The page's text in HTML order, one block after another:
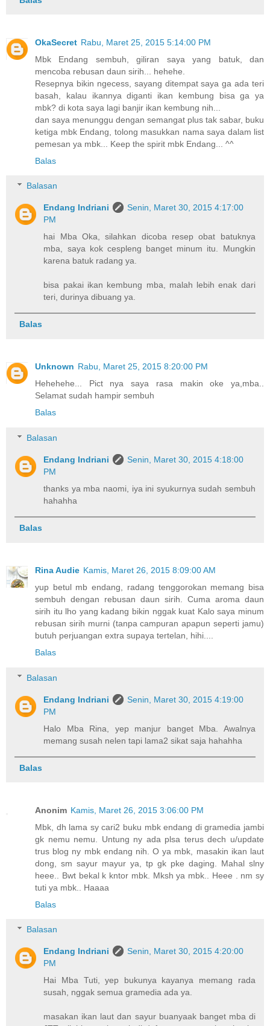
OkaSecret Rabu, Maret 25, 2015 5:14:00 PM
Mbk Endang sembuh, giliran saya yang batuk, dan
mencoba rebusan daun sirih... hehehe.
Resepnya bikin ngecess, sayang ditempat saya ga ada teri
basah, kalau ikannya diganti ikan kembung bisa ga ya
mbk? di kota saya lagi banjir ikan kembung nih...
dan saya menunggu dengan semangat plus tak sabar, buku
ketiga mbk Endang, tolong masukkan nama saya dalam list
pemesan ya mbk... Keep the spirit mbk Endang... ^^
Balas
Balasan
Endang Indriani
Senin, Maret 30, 2015 4:17:00
PM
hai Mba Oka, silahkan dicoba resep obat batuknya
mba, saya kok cespleng banget minum itu. Mungkin
karena batuk radang ya.
bisa pakai ikan kembung mba, malah lebih enak dari
teri, durinya dibuang ya.
Balas
Unknown Rabu, Maret 25, 2015 8:20:00 PM
Hehehehe... Pict nya saya rasa makin oke ya,mba..
Selamat sudah hampir sembuh
Balas
Balasan
Endang Indriani
Senin, Maret 30, 2015 4:18:00
PM
thanks ya mba naomi, iya ini syukurnya sudah sembuh
hahahha
Balas
Rina Audie Kamis, Maret 26, 2015 8:09:00 AM
yup betul mb endang, radang tenggorokan memang bisa
sembuh dengan rebusan daun sirih. Cuma aroma daun
sirih itu lho yang kadang bikin nggak kuat Kalo saya minum
rebusan sirih murni (tanpa campuran apapun seperti jamu)
butuh perjuangan extra supaya tertelan, hihi....
Balas
Balasan
Endang Indriani
Senin, Maret 30, 2015 4:19:00
PM
Halo Mba Rina, yep manjur banget Mba. Awalnya
memang susah nelen tapi lama2 sikat saja hahahha
Balas
Anonim Kamis, Maret 26, 2015 3:06:00 PM
Mbk, dh lama sy cari2 buku mbk endang di gramedia jambi
gk nemu nemu. Untung ny ada plsa terus dech u/update
trus blog ny mbk endang nih. O ya mbk, masakin ikan laut
dong, sm sayur mayur ya, tp gk pke daging. Mahal slny
heee.. Bwt bekal k kntor mbk. Mksh ya mbk.. Heee . nm sy
tuti ya mbk.. Haaaa
Balas
Balasan
Endang Indriani
Senin, Maret 30, 2015 4:20:00
PM
Hai Mba Tuti, yep bukunya kayanya memang rada
susah, nggak semua gramedia ada ya.
masakan ikan laut dan sayur buanyaak banget mba di